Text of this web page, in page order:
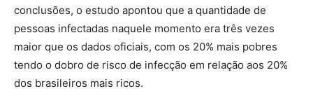
conclusões, o estudo apontou que a quantidade de
pessoas infectadas naquele momento era três vezes
maior que os dados oficiais, com os 20% mais pobres
tendo o dobro de risco de infecção em relação aos 20%
dos brasileiros mais ricos.